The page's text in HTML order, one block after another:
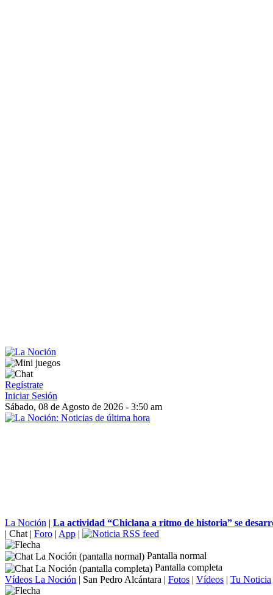
Regístrate
Iniciar Sesión
Sábado, 08 de Agosto de 2026 - 3:50 am
La Noción | La actividad “Chiclana a ritmo de historia” se
| Chat | Foro | App |
Pantalla normal
Pantalla completa
Vídeos La Noción | San Pedro Alcántara | Fotos | Vídeos | Tu Noticia